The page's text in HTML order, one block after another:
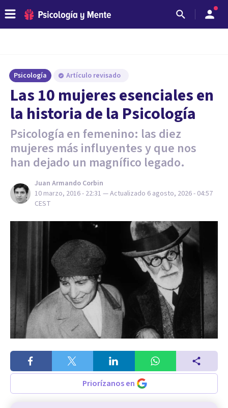
Psicología Artículo revisado
​Las 10 mujeres esenciales en
la historia de la Psicología
Psicología en femenino: las diez
mujeres más influyentes y que nos
han dejado un magnífico legado.
Juan Armando Corbin
10 marzo, 2016 - 22:31 — Actualizado 6 agosto, 2026 - 04:57
CEST
Priorízanos en